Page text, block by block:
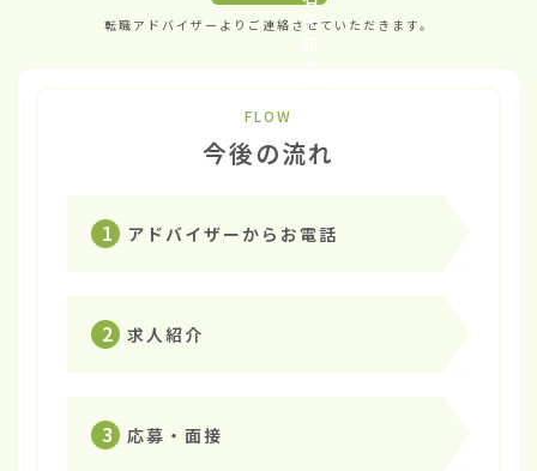
転職アドバイザーよりご連絡させていただきます。
FLOW
今後の流れ
1 アドバイザーからお電話
2 求人紹介
3 応募・面接